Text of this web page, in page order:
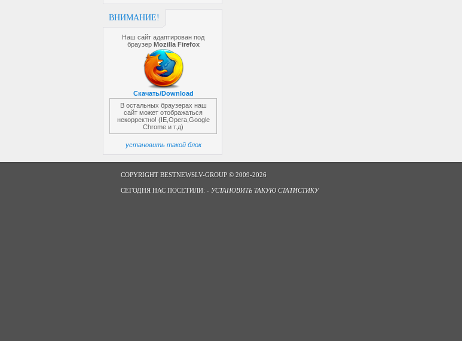
ВНИМАНИЕ!
Наш сайт адаптирован под
браузер Mozilla Firefox
Скачать/Download
В остальных браузерах наш
сайт может отображаться
некорректно! (IE,Opera,Google
Chrome и т.д)
установить такой блок
COPYRIGHT BESTNEWSLV-GROUP © 2009-2026
СЕГОДНЯ НАС ПОСЕТИЛИ: - УСТАНОВИТЬ ТАКУЮ СТАТИСТИКУ